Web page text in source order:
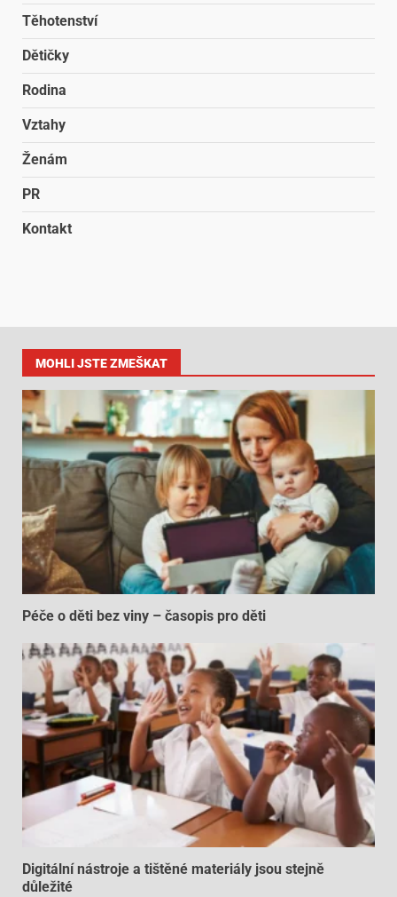
Těhotenství
Dětičky
Rodina
Vztahy
Ženám
PR
Kontakt
MOHLI JSTE ZMEŠKAT
Péče o děti bez viny – časopis pro děti
Digitální nástroje a tištěné materiály jsou stejně
důležité